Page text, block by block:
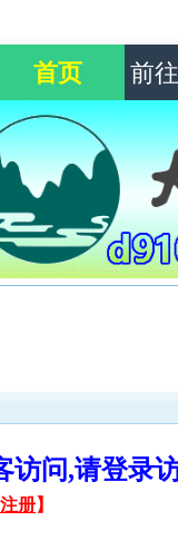
首页 前
访问,请登
册】